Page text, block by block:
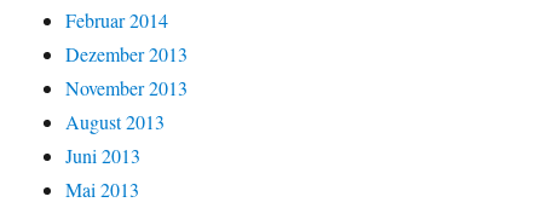
Februar 2014
Dezember 2013
November 2013
August 2013
Juni 2013
Mai 2013